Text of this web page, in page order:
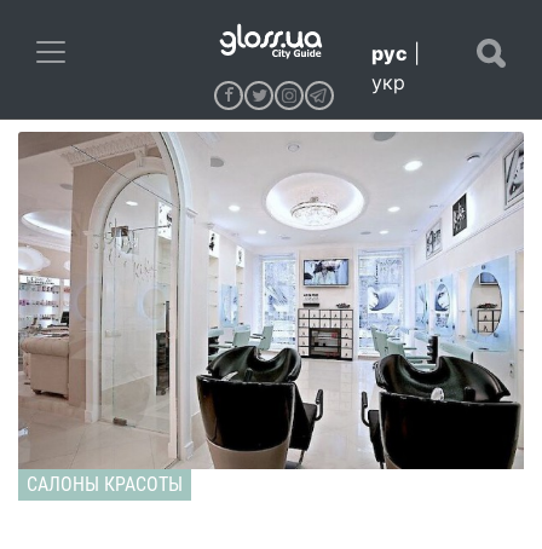
рус
укр
САЛОНЫ КРАСОТЫ